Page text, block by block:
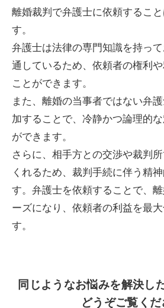
離婚裁判で弁護士に依頼するこ
す。
弁護士は法律の専門知識を持っ
通しているため、依頼者の権利
ことができます。
また、離婚の当事者ではない弁
加することで、冷静かつ論理的
ができます。
さらに、相手方との交渉や裁判
くれるため、裁判手続に伴う精
す。弁護士を依頼することで、
ーズになり、依頼者の利益を最
す。
同じようなお悩みを解決し
どうぞご覧く